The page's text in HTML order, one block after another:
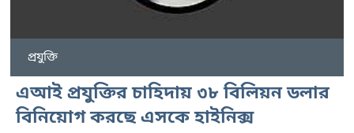
প্রযুক্তি
এআই প্রযুক্তির চাহিদায় ৩৮ বিলিয়ন ডলার
বিনিয়োগ করছে এসকে হাইনিক্স